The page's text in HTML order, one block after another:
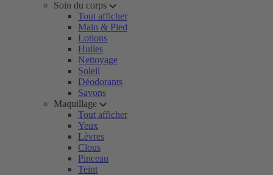
Soin du corps
Tout afficher
Main & Pied
Lotions
Huiles
Nettoyage
Soleil
Déodorants
Savons
Maquillage
Tout afficher
Yeux
Lèvres
Clous
Pinceau
Teint